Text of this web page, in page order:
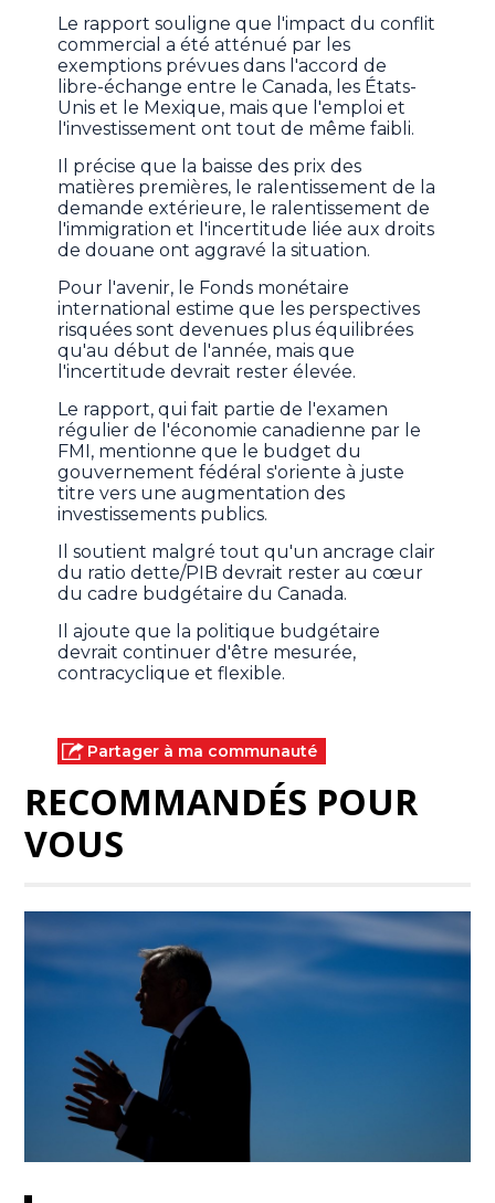
Le rapport souligne que l'impact du conflit
commercial a été atténué par les
exemptions prévues dans l'accord de
libre-échange entre le Canada, les États-
Unis et le Mexique, mais que l'emploi et
l'investissement ont tout de même faibli.
Il précise que la baisse des prix des
matières premières, le ralentissement de la
demande extérieure, le ralentissement de
l'immigration et l'incertitude liée aux droits
de douane ont aggravé la situation.
Pour l'avenir, le Fonds monétaire
international estime que les perspectives
risquées sont devenues plus équilibrées
qu'au début de l'année, mais que
l'incertitude devrait rester élevée.
Le rapport, qui fait partie de l'examen
régulier de l'économie canadienne par le
FMI, mentionne que le budget du
gouvernement fédéral s'oriente à juste
titre vers une augmentation des
investissements publics.
Il soutient malgré tout qu'un ancrage clair
du ratio dette/PIB devrait rester au cœur
du cadre budgétaire du Canada.
Il ajoute que la politique budgétaire
devrait continuer d'être mesurée,
contracyclique et flexible.
Partager à ma communauté
RECOMMANDÉS POUR
VOUS